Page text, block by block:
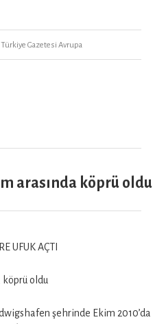
Türkiye Gazetesi Avrupa
arasında köprü oldu
UFUK AÇTI
oldu
şehrinde Ekim 2010’da